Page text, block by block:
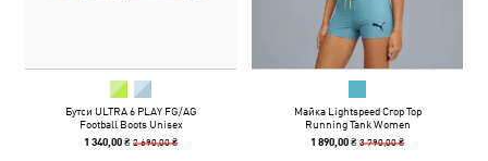
Бутси ULTRA 6 PLAY FG/AG
Football Boots Unisex
1 340,00 ₴2 690,00 ₴
Майка Lightspeed Crop Top
Running Tank Women
1 890,00 ₴3 790,00 ₴